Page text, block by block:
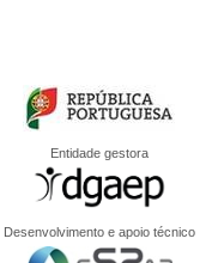
Entidade gestora
Desenvolvimento e apoio técnico